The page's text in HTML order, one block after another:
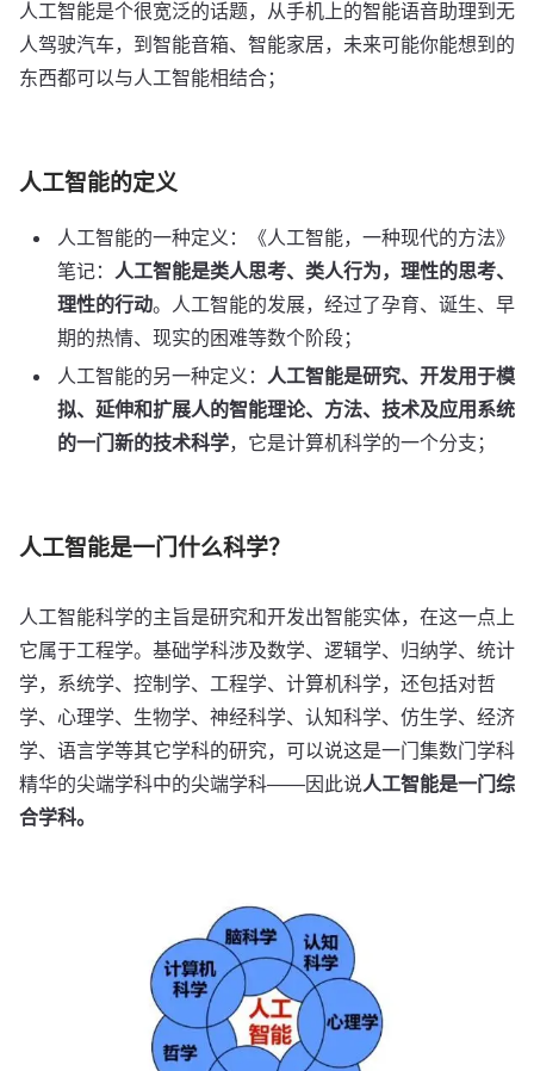
人工智能是个很宽泛的话题，从手机上的智能语音助理到无
人驾驶汽车，到智能音箱、智能家居，未来可能你能想到的
东西都可以与人工智能相结合；
人工智能的定义
人工智能的一种定义：《人工智能，一种现代的方法》
笔记：
人工智能是类人思考、类人行为，理性的思考、
理性的行动。人工智能的发展，经过了孕育、诞生、早
期的热情、现实的困难等数个阶段；
人工智能的另一种定义：
人工智能是研究、开发用于模
拟、延伸和扩展人的智能理论、方法、技术及应用系统
的一门新的技术科学，它是计算机科学的一个分支；
人工智能是一门什么科学？
人工智能科学的主旨是研究和开发出智能实体，‍‍在这一点上
它属于工程学。基础学科涉及数学、逻辑学、归纳学、统计
学，‍‍系统学、控制学‍‍、工程学、计算机科学‍‍，还包括对哲
学、心理学、生物学、神经科学、认知科学‍‍、仿生学‍‍、经济
学‍‍、语言学‍‍等其它学科的研究‍‍，可以说‍‍这是一门‍‍集数门学科
精华的‍‍尖端学科中的尖端学科——因此说人工智能是一门综
合学科。‍